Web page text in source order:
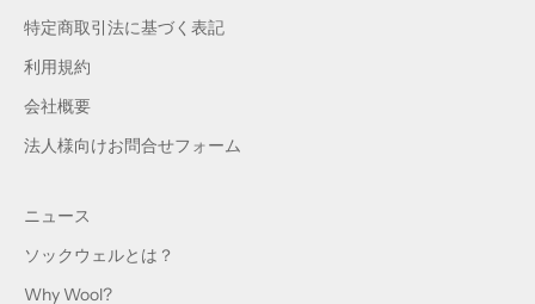
特定商取引法に基づく表記
利用規約
会社概要
法人様向けお問合せフォーム
ニュース
ソックウェルとは？
Why Wool?